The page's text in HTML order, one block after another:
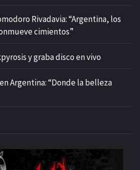
Rivadavia: “Argentina, los
cimientos”
y graba disco en vivo
Argentina: “Donde la belleza